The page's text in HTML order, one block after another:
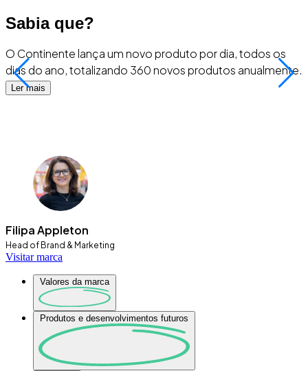
Sabia que?
O Continente lança um novo produto por dia, todos os
dias do ano, totalizando 360 novos produtos anualmente.
Ler mais
Filipa Appleton
Head of Brand & Marketing
Visitar marca
Valores da marca
Produtos e desenvolvimentos futuros